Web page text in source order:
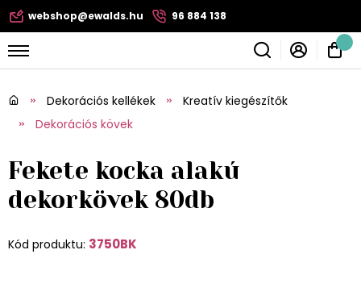
webshop@ewalds.hu 96 884 138
Dekorációs kellékek
Kreatív kiegészítők
Dekorációs kövek
Fekete kocka alakú
dekorkövek 80db
Kód produktu: 3750BK